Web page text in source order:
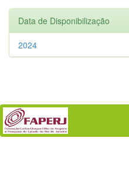
Data de Disponibilização
2024